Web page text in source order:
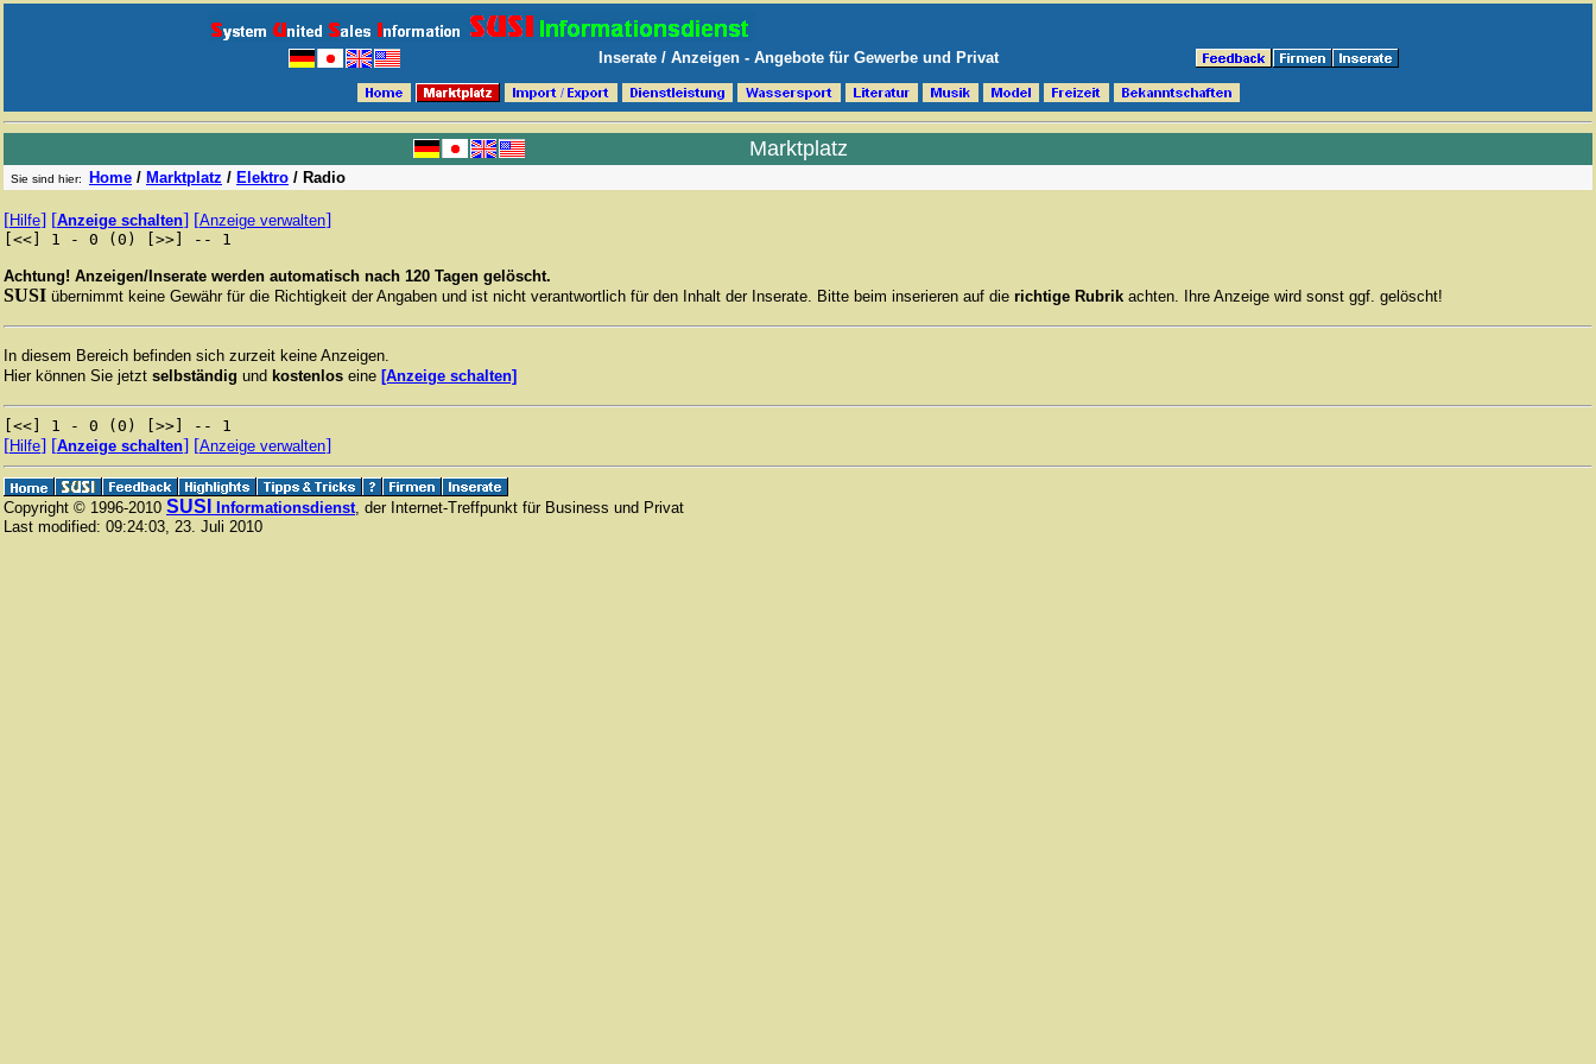
Inserate / Anzeigen - Angebote für Gewerbe und Privat
Marktplatz
Sie sind hier: Home / Marktplatz / Elektro / Radio
[Hilfe] [Anzeige schalten] [Anzeige verwalten]
[<<] 1 - 0 (0) [>>] -- 1
Achtung! Anzeigen/Inserate werden automatisch nach 120 Tagen gelöscht.
SUSI übernimmt keine Gewähr für die Richtigkeit der Angaben und ist nicht verantwortlich für den Inhalt der Inserate. Bitte beim inserieren auf die richtige Rubrik achten. Ihre Anzeige wird sonst ggf. gelöscht!
In diesem Bereich befinden sich zurzeit keine Anzeigen.
Hier können Sie jetzt selbständig und kostenlos eine [Anzeige schalten]
[<<] 1 - 0 (0) [>>] -- 1
[Hilfe] [Anzeige schalten] [Anzeige verwalten]
Copyright © 1996-2010 SUSI Informationsdienst, der Internet-Treffpunkt für Business und Privat
Last modified: 09:24:03, 23. Juli 2010